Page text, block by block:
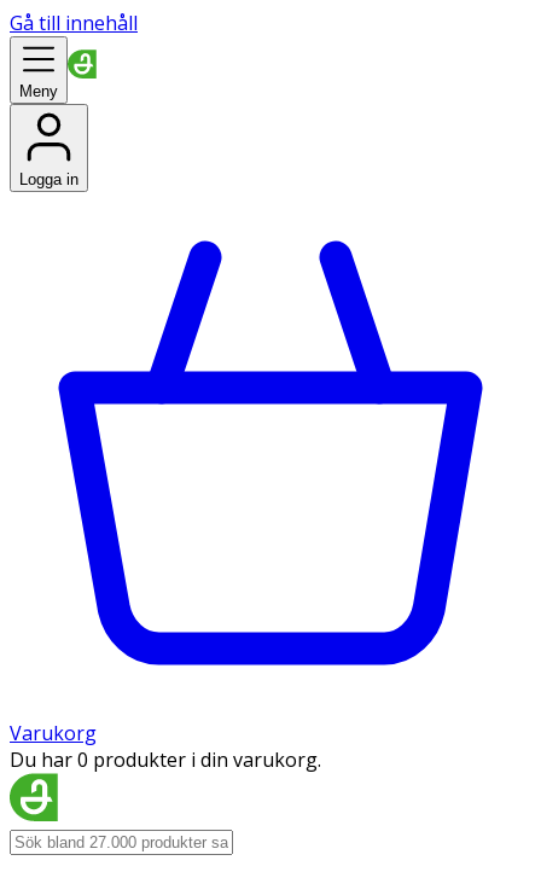
Gå till innehåll
Meny
Logga in
Varukorg
Du har 0 produkter i din varukorg.